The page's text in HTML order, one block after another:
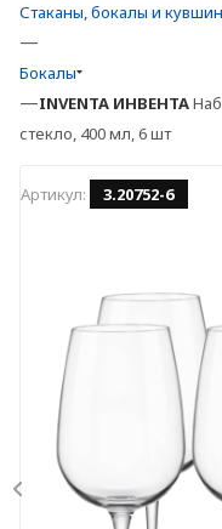
Стаканы, бокалы и
—
Бокалы
—INVENTA ИНВЕНТА
стекло, 400 мл, 6 шт
Артикул: 3.20752-6